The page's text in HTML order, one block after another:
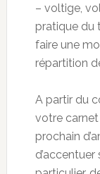
– voltige,
pratique du
faire une
répartition
A partir du
votre carnet
prochain